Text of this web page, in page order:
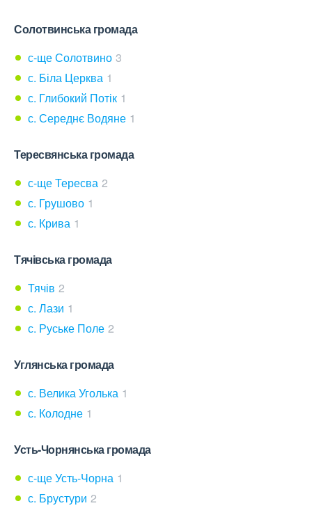
Солотвинська громада
с-ще Солотвино 3
с. Біла Церква 1
с. Глибокий Потік 1
с. Середнє Водяне 1
Тересвянська громада
с-ще Тересва 2
с. Грушово 1
с. Крива 1
Тячівська громада
Тячів 2
с. Лази 1
с. Руське Поле 2
Углянська громада
с. Велика Уголька 1
с. Колодне 1
Усть-Чорнянська громада
с-ще Усть-Чорна 1
с. Брустури 2